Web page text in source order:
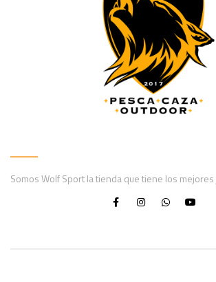
Somos Wolf Sport la tienda que tiene los mejores